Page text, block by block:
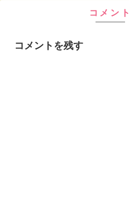
コメント
コメントを残す